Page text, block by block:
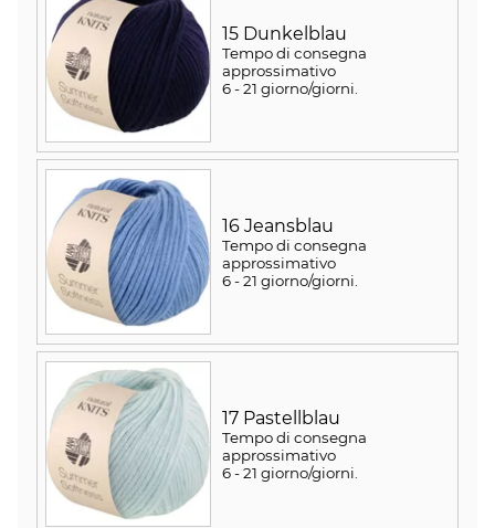
15 Dunkelblau
Tempo di consegna
approssimativo
6 - 21 giorno/giorni
16 Jeansblau
Tempo di consegna
approssimativo
6 - 21 giorno/giorni
17 Pastellblau
Tempo di consegna
approssimativo
6 - 21 giorno/giorni